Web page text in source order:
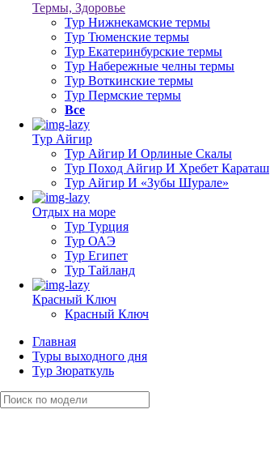
Термы, Здоровье
Тур Нижнекамские термы
Тур Тюменские термы
Тур Екатеринбурские термы
Тур Набережные челны термы
Тур Воткинские термы
Тур Пермские термы
Все
Тур Айгир
Тур Айгир И Орлиные Скалы
Тур Поход Айгир И Хребет Караташ
Тур Айгир И «Зубы Шурале»
Отдых на море
Тур Турция
Тур ОАЭ
Тур Египет
Тур Тайланд
Красный Ключ
Красный Ключ
Главная
Туры выходного дня
Тур Зюраткуль